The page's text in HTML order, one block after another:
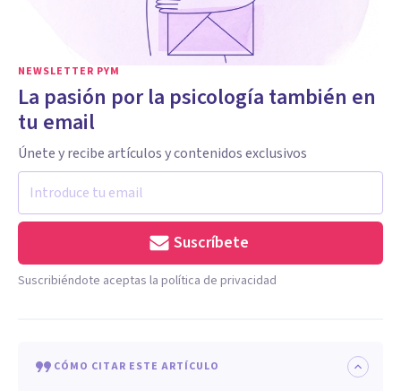
NEWSLETTER PYM
La pasión por la psicología también en
tu email
Únete y recibe artículos y contenidos exclusivos
Suscríbete
Suscribiéndote aceptas la política de privacidad
CÓMO CITAR ESTE ARTÍCULO